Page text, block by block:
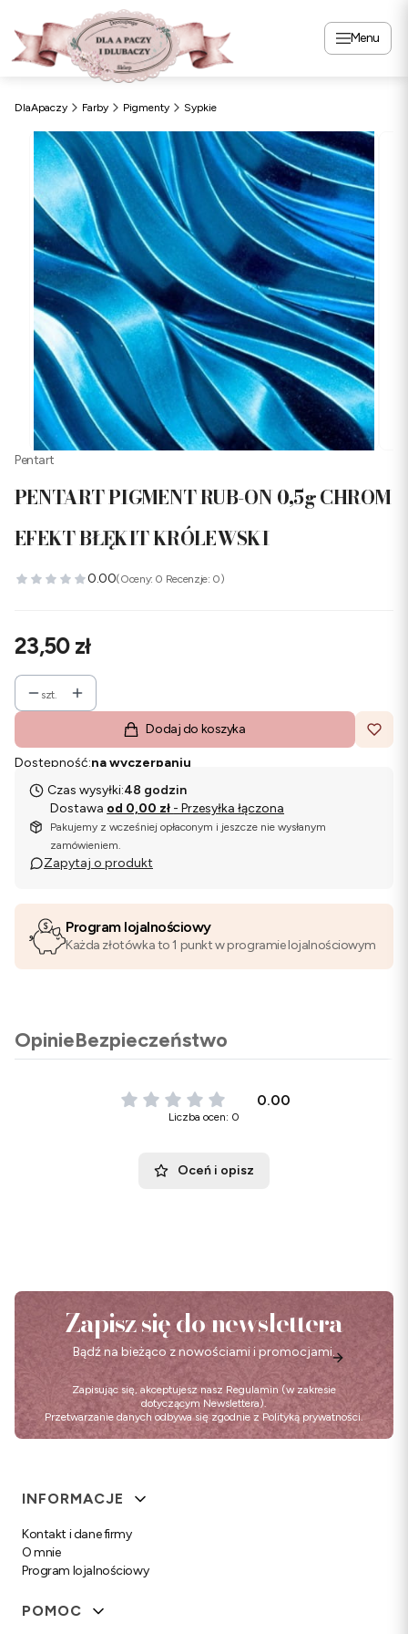
Menu
DlaApaczy Farby Pigmenty Sypkie
Pentart
PENTART PIGMENT RUB-ON 0,5g CHROM
EFEKT BŁĘKIT KRÓLEWSKI
0.00(Oceny: 0 Recenzje: 0)
Cena
23,50 zł
szt.
Dodaj do koszyka
Dostępność:na wyczerpaniu
Czas wysyłki:48 godzin
Dostawa od 0,00 zł - Przesyłka łączona
Pakujemy z wcześniej opłaconym i jeszcze nie wysłanym
zamówieniem.
Zapytaj o produkt
Program lojalnościowy
Każda złotówka to 1 punkt w programie lojalnościowym
OpinieBezpieczeństwo
0.00
Liczba ocen: 0
Oceń i opisz
Zapisz się do newslettera
Bądź na bieżąco z nowościami i promocjami.
Zapisując się, akceptujesz nasz Regulamin (w zakresie
dotyczącym Newslettera).
Przetwarzanie danych odbywa się zgodnie z Polityką prywatności.
Linki w stopce
INFORMACJE
Kontakt i dane firmy
O mnie
Program lojalnościowy
POMOC